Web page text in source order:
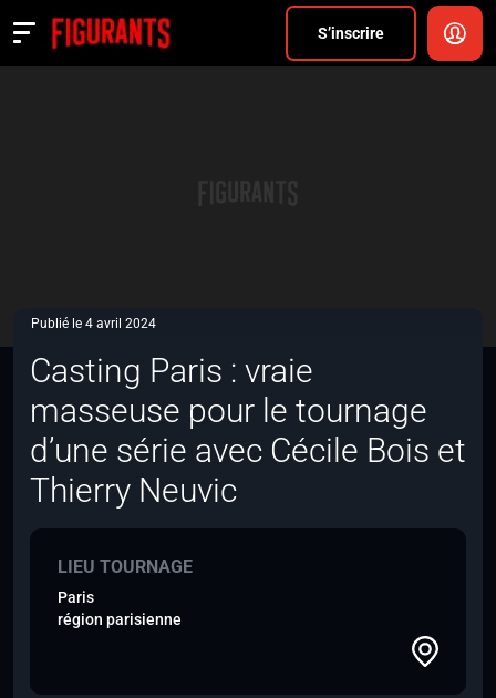
S’inscrire
Actualités
Publié le 4 avril 2024
Casting Paris : vraie
masseuse pour le tournage
d’une série avec Cécile Bois et
Thierry Neuvic
LIEU TOURNAGE
Paris
région parisienne